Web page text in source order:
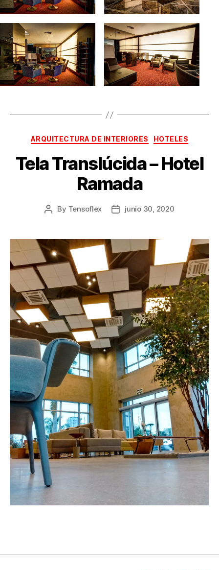
ARQUITECTURA DE INTERIORES HOTELES
Tela Translúcida – Hotel
Ramada
By Tensoflex junio 30, 2020